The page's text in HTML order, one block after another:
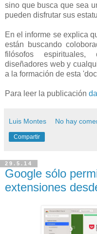
sino que busca que sea
pueden disfrutar sus
En el informe se explica
están buscando
filósofos espirituales,
diseñadores web y
a la formación de esta
Para leer la publicación
Luis Montes No hay
Compartir
29.5.14
Google sólo
extensiones